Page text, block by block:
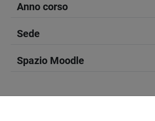
Anno corso
Sede
Spazio Moodle